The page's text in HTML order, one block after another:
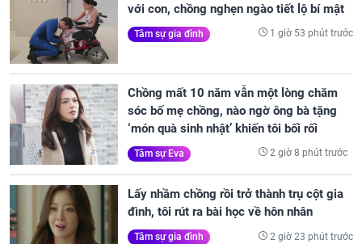
với con, chồng nghẹn ngào tiết lộ bí mật
Tâm sự gia đình 1 giờ 53 phút trước
Chồng mất 10 năm vẫn một lòng chăm
sóc bố mẹ chồng, nào ngờ ông bà tặng
‘món quà sinh nhật’ khiến tôi bối rối
Tâm sự Eva 2 giờ 8 phút trước
Lấy nhầm chồng rồi trở thành trụ cột gia
đình, tôi rút ra bài học về hôn nhân
Tâm sự gia đình 2 giờ 23 phút trước